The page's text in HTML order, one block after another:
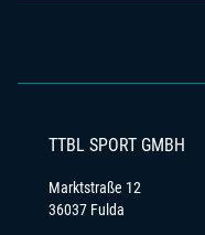
TTBL SPORT GMBH
Marktstraße 12
36037 Fulda